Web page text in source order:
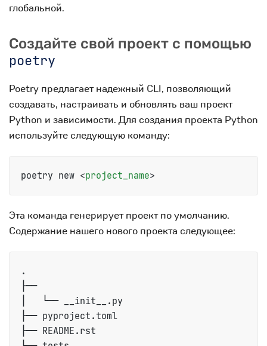
глобальной.
Создайте свой проект с помощью
poetry
Poetry предлагает надежный CLI, позволяющий
создавать, настраивать и обновлять ваш проект
Python и зависимости. Для создания проекта Python
используйте следующую команду:
poetry new <project_name>
Эта команда генерирует проект по умолчанию.
Содержание нашего нового проекта следующее:
.
├──
│   └── __init__.py
├── pyproject.toml
├── README.rst